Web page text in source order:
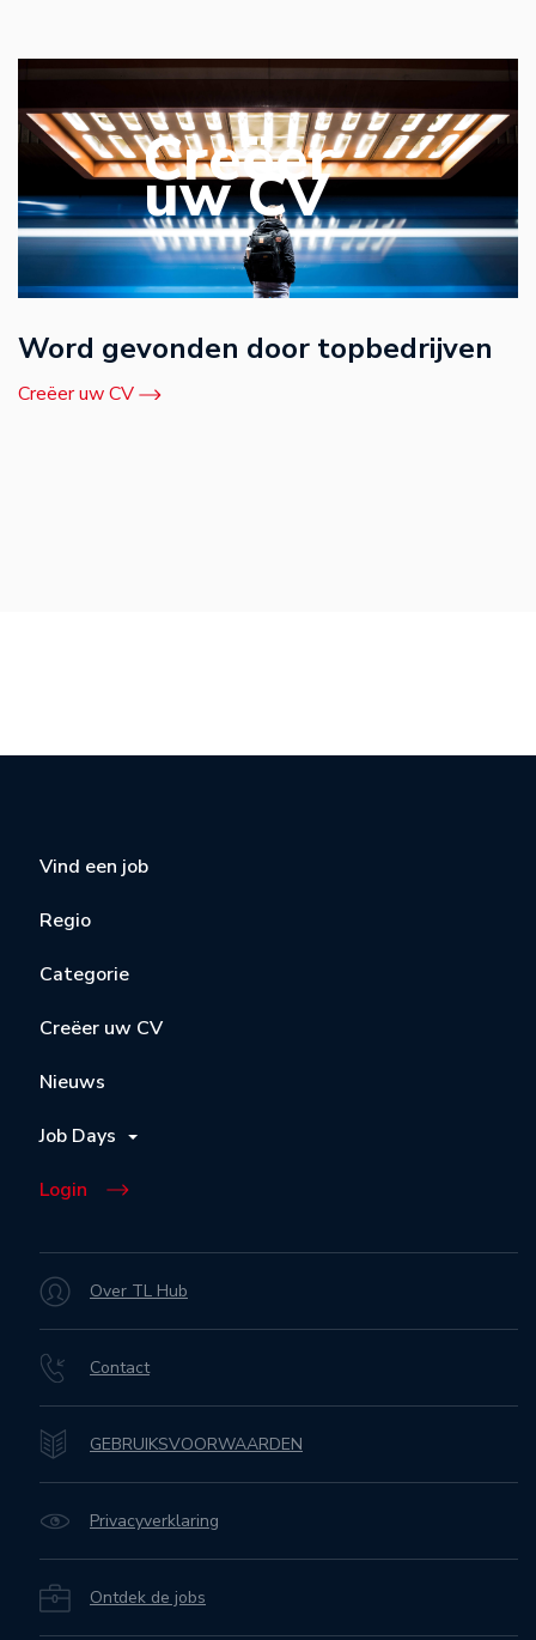
Creëer
uw CV
Word gevonden door topbedrijven
Creëer uw CV
Vind een job
Regio
Categorie
Creëer uw CV
Nieuws
Job Days
Login
Over TL Hub
Contact
GEBRUIKSVOORWAARDEN
Privacyverklaring
Ontdek de jobs